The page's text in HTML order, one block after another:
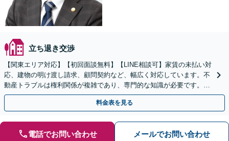
立ち退き交渉
【関東エリア対応】【初回面談無料】【LINE相談可】家賃の未払い対
応、建物の明け渡し請求、顧問契約など、幅広く対応しています。不
動産トラブルは権利関係が複雑であり、専門的な知識が必要です。ぜ
ひ弁護士にご相談ください。【休日・夜間面談可】
料金表を見る
電話でお問い合わせ メールでお問い合わせ